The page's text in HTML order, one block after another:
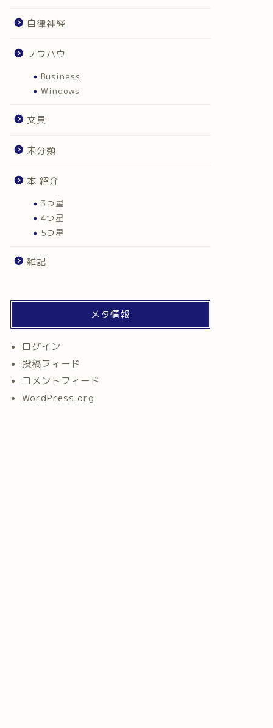
自律神経
ノウハウ
Business
Windows
文具
未分類
本 紹介
3つ星
4つ星
5つ星
雑記
メタ情報
ログイン
投稿フィード
コメントフィード
WordPress.org